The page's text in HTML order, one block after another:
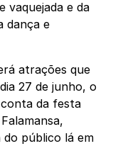
vaquejada e da
dança e
atrações que
27 de junho, o
da festa
público lá em